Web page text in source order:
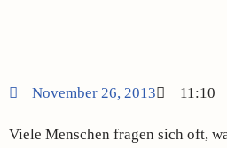
November 26, 2013 11:10
Viele Menschen fragen sich oft,